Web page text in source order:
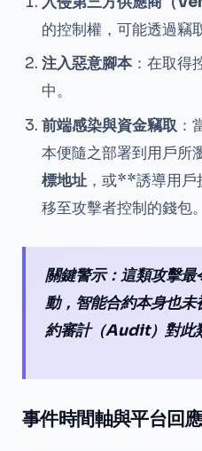
的控制權，可能透過竊
注入惡意腳本：在取得
中。
前端感染與資金竊取
本便隨之部署到用戶所
標地址 ，或**誘導用戶
移至攻擊者控制的錢包。
關鍵警示：這類攻擊
動，智能合約本身也
約審計（Audit）對此
事件時間軸與平台回應